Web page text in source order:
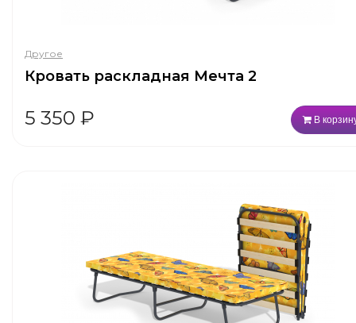
Другое
Кровать раскладная Мечта 2
5 350 ₽ В